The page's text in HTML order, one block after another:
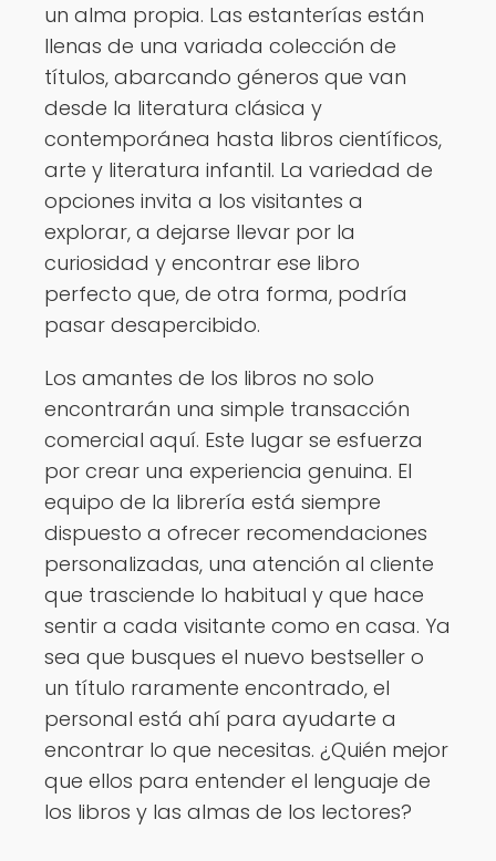
un alma propia. Las estanterías están
llenas de una variada colección de
títulos, abarcando géneros que van
desde la literatura clásica y
contemporánea hasta libros científicos,
arte y literatura infantil. La variedad de
opciones invita a los visitantes a
explorar, a dejarse llevar por la
curiosidad y encontrar ese libro
perfecto que, de otra forma, podría
pasar desapercibido.
Los amantes de los libros no solo
encontrarán una simple transacción
comercial aquí. Este lugar se esfuerza
por crear una experiencia genuina. El
equipo de la librería está siempre
dispuesto a ofrecer recomendaciones
personalizadas, una atención al cliente
que trasciende lo habitual y que hace
sentir a cada visitante como en casa. Ya
sea que busques el nuevo bestseller o
un título raramente encontrado, el
personal está ahí para ayudarte a
encontrar lo que necesitas. ¿Quién mejor
que ellos para entender el lenguaje de
los libros y las almas de los lectores?